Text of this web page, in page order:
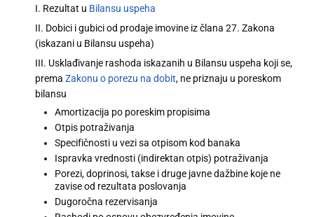
I. Rezultat u Bilansu uspeha
II. Dobici i gubici od prodaje imovine iz člana 27. Zakona
(iskazani u Bilansu uspeha)
III. Usklađivanje rashoda iskazanih u Bilansu uspeha koji se,
prema Zakonu o porezu na dobit, ne priznaju u poreskom
bilansu
Amortizacija po poreskim propisima
Otpis potraživanja
Specifičnosti u vezi sa otpisom kod banaka
Ispravka vrednosti (indirektan otpis) potraživanja
Porezi, doprinosi, takse i druge javne dažbine koje ne
zavise od rezultata poslovanja
Dugoročna rezervisanja